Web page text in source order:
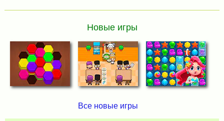
Новые игры
Все новые игры